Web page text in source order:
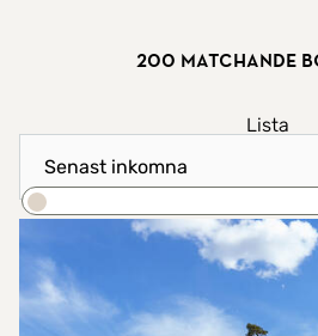
Lista
200 matchande
Sortera efter